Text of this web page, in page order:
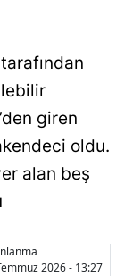
giren
oldu.
alan beş
2026 - 13:27